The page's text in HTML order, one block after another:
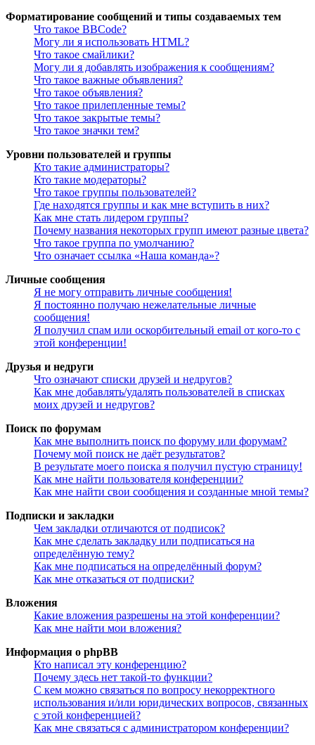
Форматирование сообщений и типы создаваемых тем
Что такое BBCode?
Могу ли я использовать HTML?
Что такое смайлики?
Могу ли я добавлять изображения к сообщениям?
Что такое важные объявления?
Что такое объявления?
Что такое прилепленные темы?
Что такое закрытые темы?
Что такое значки тем?
Уровни пользователей и группы
Кто такие администраторы?
Кто такие модераторы?
Что такое группы пользователей?
Где находятся группы и как мне вступить в них?
Как мне стать лидером группы?
Почему названия некоторых групп имеют разные цвета?
Что такое группа по умолчанию?
Что означает ссылка «Наша команда»?
Личные сообщения
Я не могу отправить личные сообщения!
Я постоянно получаю нежелательные личные
сообщения!
Я получил спам или оскорбительный email от кого-то с
этой конференции!
Друзья и недруги
Что означают списки друзей и недругов?
Как мне добавлять/удалять пользователей в списках
моих друзей и недругов?
Поиск по форумам
Как мне выполнить поиск по форуму или форумам?
Почему мой поиск не даёт результатов?
В результате моего поиска я получил пустую страницу!
Как мне найти пользователя конференции?
Как мне найти свои сообщения и созданные мной темы?
Подписки и закладки
Чем закладки отличаются от подписок?
Как мне сделать закладку или подписаться на
определённую тему?
Как мне подписаться на определённый форум?
Как мне отказаться от подписки?
Вложения
Какие вложения разрешены на этой конференции?
Как мне найти мои вложения?
Информация о phpBB
Кто написал эту конференцию?
Почему здесь нет такой-то функции?
С кем можно связаться по вопросу некорректного
использования и/или юридических вопросов, связанных
с этой конференцией?
Как мне связаться с администратором конференции?